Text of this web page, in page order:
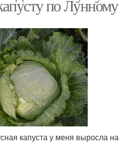
по Лунному
капуста у меня выросла на